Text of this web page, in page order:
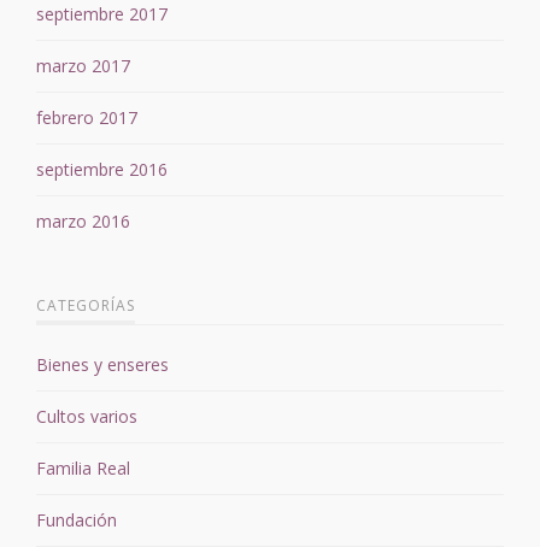
septiembre 2017
marzo 2017
febrero 2017
septiembre 2016
marzo 2016
CATEGORÍAS
Bienes y enseres
Cultos varios
Familia Real
Fundación